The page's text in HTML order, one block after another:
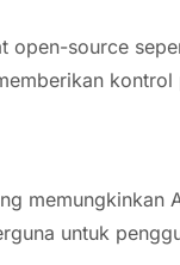
open-source
memungkinkan
untuk